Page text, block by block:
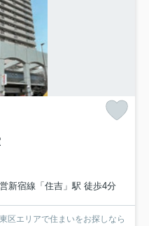
新宿線「住吉」駅 徒歩4分
区エリアで住まいをお探しなら